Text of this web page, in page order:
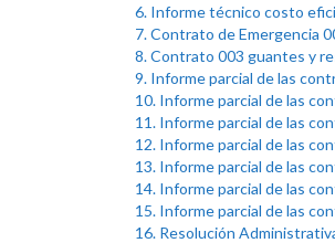
6. Informe técnico costo
7. Contrato de Emergencia
8. Contrato 003 guantes y
9. Informe parcial de las
10. Informe parcial de las
11. Informe parcial de las
12. Informe parcial de las
13. Informe parcial de las
14. Informe parcial de las
15. Informe parcial de las
16. Resolución